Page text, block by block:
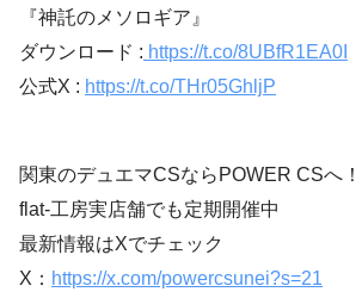
『神託のメソロギア』
ダウンロード : https://t.co/8UBfR1EA0I
公式X : https://t.co/THr05GhljP
関東のデュエマCSならPOWER CSへ！
flat-工房実店舗でも定期開催中
最新情報はXでチェック
X： https://x.com/powercsunei?s=21